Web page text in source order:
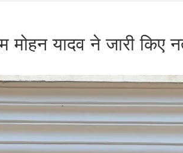
मोहन यादव ने जारी किए